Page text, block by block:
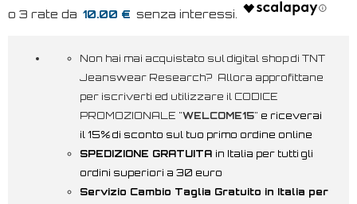
10.00 €
Non hai mai acquistato sul digital shop di TNT
Jeanswear Research? Allora approfittane
per iscriverti ed utilizzare il CODICE
PROMOZIONALE "WELCOME15" e riceverai
il 15% di sconto sul tuo primo ordine online
SPEDIZIONE GRATUITA in Italia per tutti gli
ordini superiori a 30 euro
Servizio Cambio Taglia Gratuito in Italia per